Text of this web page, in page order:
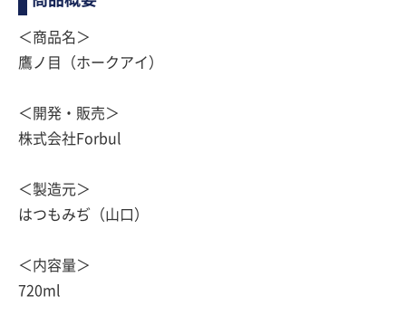
＜商品名＞
鷹ノ目（ホークアイ）
＜開発・販売＞
株式会社Forbul
＜製造元＞
はつもみぢ（山口）
＜内容量＞
720ml